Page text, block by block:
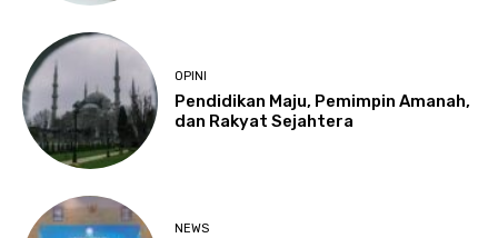
OPINI
Pendidikan Maju, Pemimpin Amanah,
dan Rakyat Sejahtera
NEWS